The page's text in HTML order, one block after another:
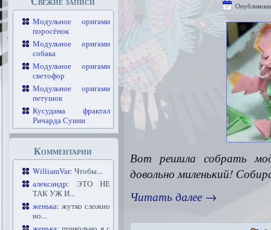
Модульное оригами
поросёнок
Модульное оригами
собака
Модульное оригами
светофор
Модульное оригами
петушок
Кусудама фрактал
Ричарда Суини
Комментарии
WilliamVar: Чтобы...
александр: ЭТО НЕ
ТАК УЖ И...
женька: жутко сложно
но...
Вот решила собрать
довольно миленький!
Читать далее →